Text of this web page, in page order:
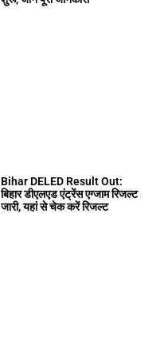
Bihar DELED Result Out:
बिहार डीएलएड एंट्रेंस एग्जाम रिजल्ट
जारी, यहां से चेक करें रिजल्ट